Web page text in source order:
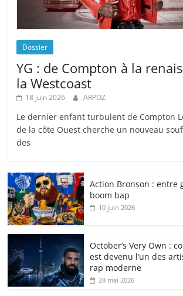
Dossier
YG : de Compton à la
la Westcoast
18 juin 2026 ARPOZ
Le dernier enfant turbulent de Compton
de la côte Ouest cherche un nouveau
des
Action Bronson : entre
boom bap
10 juin 2026
October’s Very Own :
est devenu l’un des
rap moderne
28 mai 2026